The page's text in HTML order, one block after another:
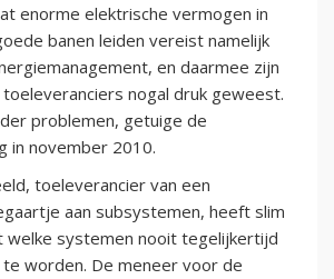
enorme elektrische vermogen in
banen leiden vereist namelijk
en daarmee zijn
nogal druk geweest.
problemen, getuige de
in november 2010.
toeleverancier van een
aan subsystemen, heeft slim
welke systemen nooit tegelijkertijd
worden. De meneer voor de